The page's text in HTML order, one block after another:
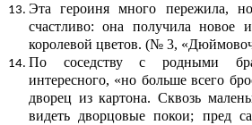
Эта героиня много пережила, но
счастливо: она получила
королевой цветов. (№ 3,
По соседству с родными
интересного, «но больше всего
дворец из картона. Сквозь
видеть дворцовые покои; пред